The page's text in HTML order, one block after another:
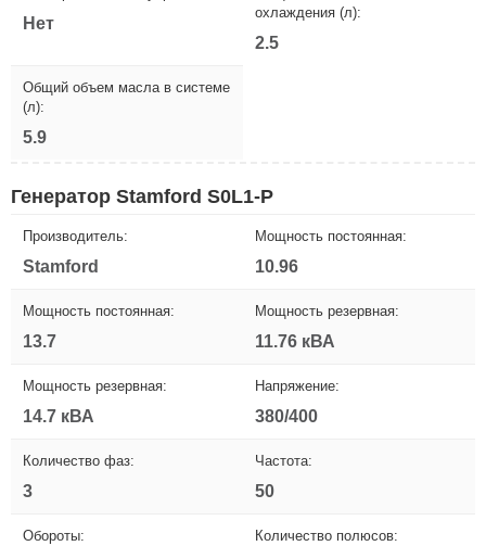
Нет
охлаждения (л):
2.5
Общий объем масла в системе
(л):
5.9
Генератор Stamford S0L1-P
Производитель:
Stamford
Мощность постоянная:
10.96
Мощность постоянная:
13.7
Мощность резервная:
11.76 кВА
Мощность резервная:
14.7 кВА
Напряжение:
380/400
Количество фаз:
3
Частота:
50
Обороты: Количество полюсов: